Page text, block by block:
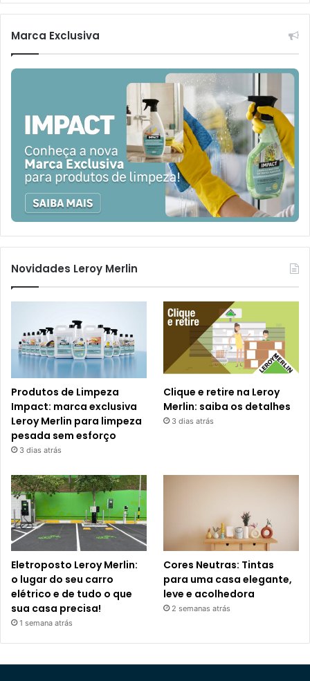
Marca Exclusiva
Novidades Leroy Merlin
Produtos de Limpeza
Impact: marca exclusiva
Leroy Merlin para limpeza
pesada sem esforço
3 dias atrás
Clique e retire na Leroy
Merlin: saiba os detalhes
3 dias atrás
Eletroposto Leroy Merlin:
o lugar do seu carro
elétrico e de tudo o que
sua casa precisa!
1 semana atrás
Cores Neutras: Tintas
para uma casa elegante,
leve e acolhedora
2 semanas atrás